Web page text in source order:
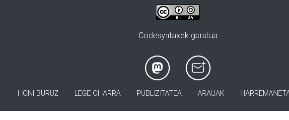
Codesyntaxek garatua
HONI BURUZ LEGE OHARRA PUBLIZITATEA ARAUAK